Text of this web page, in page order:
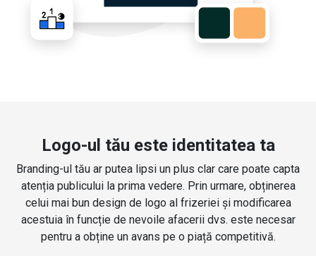
Logo-ul tău este identitatea ta
Branding-ul tău ar putea lipsi un plus clar care poate capta
atenția publicului la prima vedere. Prin urmare, obținerea
celui mai bun design de logo al frizeriei și modificarea
acestuia în funcție de nevoile afacerii dvs. este necesar
pentru a obține un avans pe o piață competitivă.